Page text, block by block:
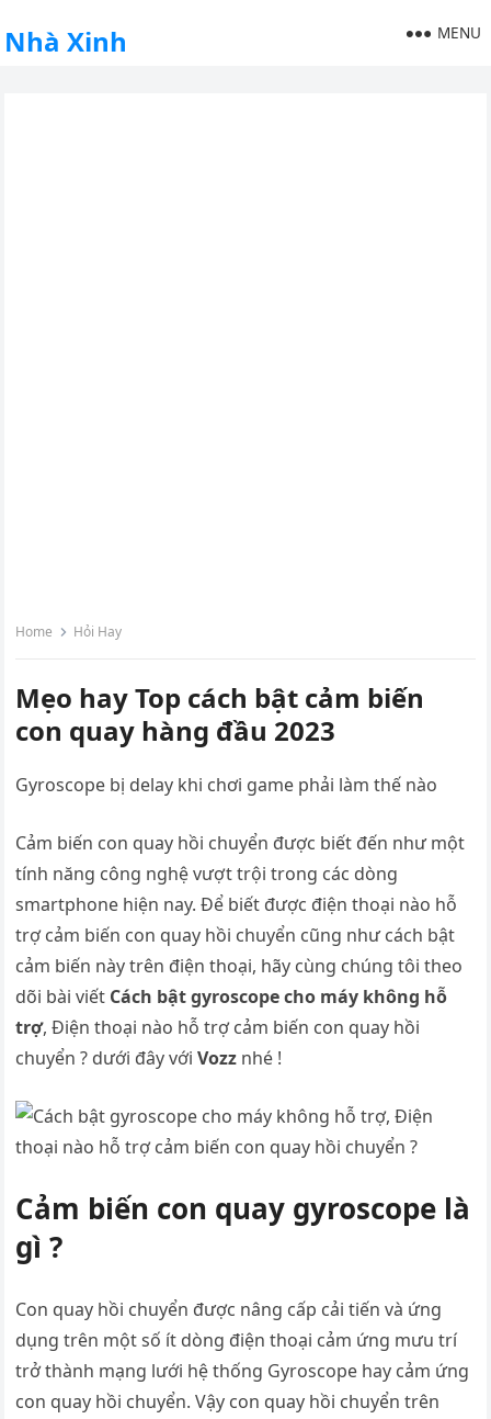
Nhà Xinh MENU
Home Hỏi Hay
Mẹo hay Top cách bật cảm biến
con quay hàng đầu 2023
Gyroscope bị delay khi chơi game phải làm thế nào
Cảm biến con quay hồi chuyển được biết đến như một
tính năng công nghệ vượt trội trong các dòng
smartphone hiện nay. Để biết được điện thoại nào hỗ
trợ cảm biến con quay hồi chuyển cũng như cách bật
cảm biến này trên điện thoại, hãy cùng chúng tôi theo
dõi bài viết Cách bật gyroscope cho máy không hỗ
trợ, Điện thoại nào hỗ trợ cảm biến con quay hồi
chuyển ? dưới đây vớiVozz nhé !
Cảm biến con quay gyroscope là
gì ?
Con quay hồi chuyển được nâng cấp cải tiến và ứng
dụng trên một số ít dòng điện thoại cảm ứng mưu trí
trở thành mạng lưới hệ thống Gyroscope hay cảm ứng
con quay hồi chuyển. Vậy con quay hồi chuyển trên